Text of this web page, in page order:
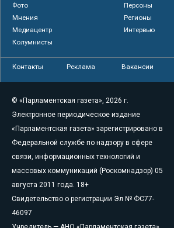
Фото
Персоны
Мнения
Регионы
Медиацентр
Интервью
Колумнисты
Контакты Реклама Вакансии
© «Парламентская газета», 2026 г.
Электронное периодическое издание
«Парламентская газета» зарегистрировано в
Федеральной службе по надзору в сфере
связи, информационных технологий и
массовых коммуникаций (Роскомнадзор) 05
августа 2011 года. 18+
Свидетельство о регистрации Эл № ФС77-
46097